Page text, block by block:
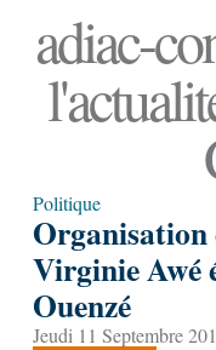
adiac-
Politique
Organisation
Virginie Awé
Ouenzé
Jeudi 11 Septembre